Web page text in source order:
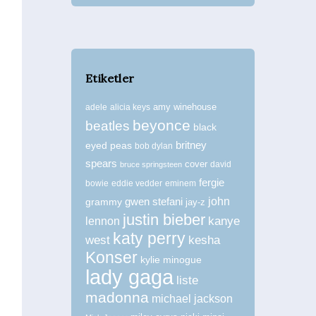
Etiketler
adele alicia keys amy winehouse
beatles beyonce black
eyed peas bob dylan britney
spears bruce springsteen cover david
bowie eddie vedder eminem fergie
grammy gwen stefani jay-z john
lennon justin bieber kanye
west katy perry kesha
Konser kylie minogue
lady gaga liste
madonna michael jackson